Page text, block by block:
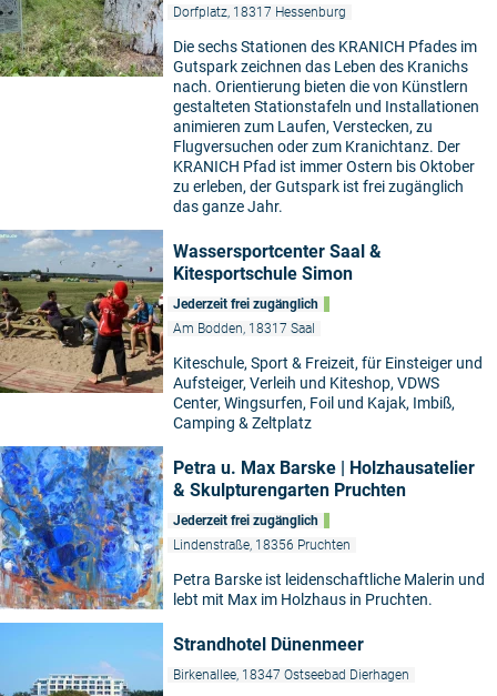
Dorfplatz, 18317 Hessenburg
Die sechs Stationen des KRANICH Pfades im
Gutspark zeichnen das Leben des Kranichs
nach. Orientierung bieten die von Künstlern
gestalteten Stationstafeln und Installationen
animieren zum Laufen, Verstecken, zu
Flugversuchen oder zum Kranichtanz. Der
KRANICH Pfad ist immer Ostern bis Oktober
zu erleben, der Gutspark ist frei zugänglich
das ganze Jahr.
Wassersportcenter Saal &
Kitesportschule Simon
Jederzeit frei zugänglich
Am Bodden, 18317 Saal
Kiteschule, Sport & Freizeit, für Einsteiger und
Aufsteiger, Verleih und Kiteshop, VDWS
Center, Wingsurfen, Foil und Kajak, Imbiß,
Camping & Zeltplatz
Petra u. Max Barske | Holzhausatelier
& Skulpturengarten Pruchten
Jederzeit frei zugänglich
Lindenstraße, 18356 Pruchten
Petra Barske ist leidenschaftliche Malerin und
lebt mit Max im Holzhaus in Pruchten.
Strandhotel Dünenmeer
Birkenallee, 18347 Ostseebad Dierhagen